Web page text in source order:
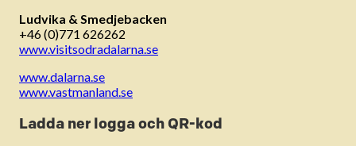
Ludvika & Smedjebacken
+46 (0)771 626262
www.visitsodradalarna.se
www.dalarna.se
www.vastmanland.se
Ladda ner logga och QR-kod